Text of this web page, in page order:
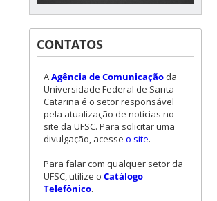
CONTATOS
AAgência de Comunicaçãoda
Universidade Federal de Santa
Catarina é o setor responsável
pela atualização de notícias no
site da UFSC. Para solicitar uma
divulgação, acesse o site.
Para falar com qualquer setor da
UFSC, utilize o Catálogo
Telefônico.